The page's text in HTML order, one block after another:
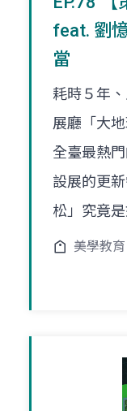
feat. 劉
當
耗時５年
展廳「大
全臺最熱
設展的更
松」究竟
美學教育